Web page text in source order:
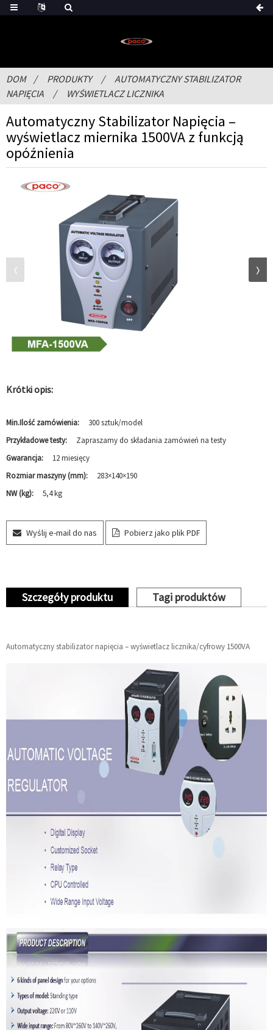
DOM PRODUKTY
AUTOMATYCZNY STABILIZATOR
NAPIĘCIA
WYŚWIETLACZ LICZNIKA
Automatyczny Stabilizator Napięcia –
wyświetlacz miernika 1500VA z funkcją
opóźnienia
Krótki opis:
Min.Ilość zamówienia:
300 sztuk/model
Przykładowe testy:
Zapraszamy do składania zamówień na testy
Gwarancja:
12 miesięcy
Rozmiar maszyny (mm):
283×140×190
NW (kg):
5,4 kg
Wyślij e-mail do nas Pobierz jako plik PDF
Szczegóły produktu Tagi produktów
Automatyczny stabilizator napięcia – wyświetlacz licznika/cyfrowy 1500VA